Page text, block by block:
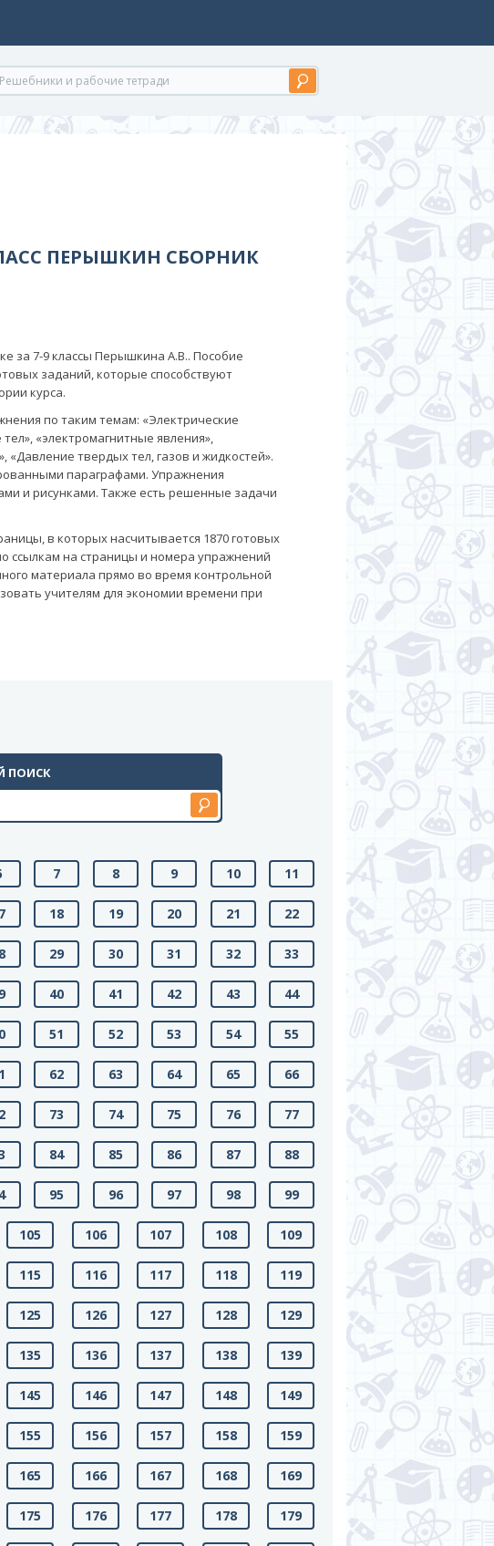
ПЕРЫШКИН СБОРНИК
за 7-9 классы Перышкина А.В.. Пособие
заданий, которые способствуют
курса.
по таким темам: «Электрические
«электромагнитные явления»,
«Давление твердых тел, газов и жидкостей».
параграфами. Упражнения
и рисунками. Также есть решенные задачи
в которых насчитывается 1870 готовых
ссылкам на страницы и номера упражнений
материала прямо во время контрольной
учителям для экономии времени при
ПОИСК
7 8 9 10 11
18 19 20 21 22
29 30 31 32 33
40 41 42 43 44
51 52 53 54 55
62 63 64 65 66
73 74 75 76 77
84 85 86 87 88
95 96 97 98 99
105 106 107 108 109
115 116 117 118 119
125 126 127 128 129
135 136 137 138 139
145 146 147 148 149
155 156 157 158 159
165 166 167 168 169
175 176 177 178 179